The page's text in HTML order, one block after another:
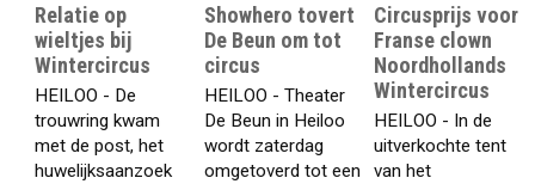
Relatie op
wieltjes bij
Wintercircus
HEILOO - De
trouwring kwam
met de post, het
huwelijksaanzoek
Showhero tovert
De Beun om tot
circus
HEILOO - Theater
De Beun in Heiloo
wordt zaterdag
omgetoverd tot een
Circusprijs voor
Franse clown
Noordhollands
Wintercircus
HEILOO - In de
uitverkochte tent
van het